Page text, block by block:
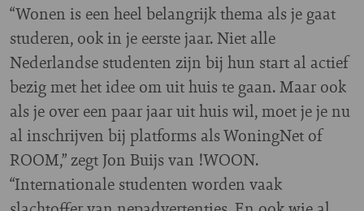
“Wonen is een heel belangrijk thema als je gaat
studeren, ook in je eerste jaar. Niet alle
Nederlandse studenten zijn bij hun start al actief
bezig met het idee om uit huis te gaan. Maar ook
als je over een paar jaar uit huis wil, moet je je nu
al inschrijven bij platforms als WoningNet of
ROOM,” zegt Jon Buijs van !WOON.
“Internationale studenten worden vaak